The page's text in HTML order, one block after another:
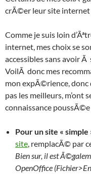
crÃ©er leur site internet
Comme je suis loin
internet, mes choix se
accessibles sans avoir
VoilÃ donc mes
mon expÃ©rience, donc
pas les meilleurs,
connaissance poussÃ©e
Pour un site « simple
site, remplacÃ© par
Bien sur, il est
OpenOffice